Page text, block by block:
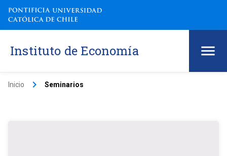
Instituto de Economía
Inicio keyboard_arrow_right Seminarios